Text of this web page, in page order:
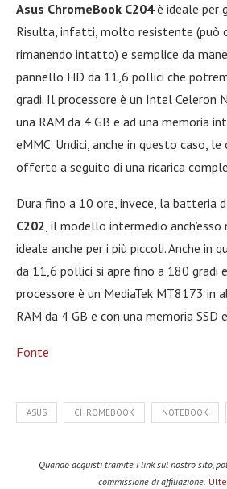
Asus ChromeBook C204è ideale per
Risulta, infatti, molto resistente (può
rimanendo intatto) e semplice da
pannello HD da 11,6 pollici che
gradi. Il processore è un Intel Celeron
una RAM da 4 GB e ad una memoria
eMMC. Undici, anche in questo caso,
offerte a seguito di una ricarica
Dura fino a 10 ore, invece, la batteria
C202, il modello intermedio
ideale anche per i più piccoli. Anche in
da 11,6 pollici si apre fino a 180 gradi
processore è un MediaTek MT8173 in
RAM da 4 GB e con una memoria SSD
Fonte
ASUS CHROMEBOOK NOTEBOOK
Quando acquisti tramite i link sul nostro sito,
commissione di affiliazione.